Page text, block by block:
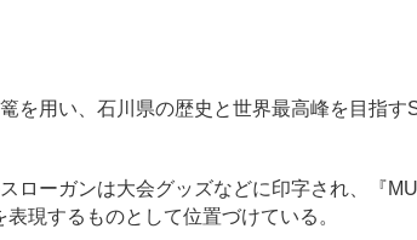
を用い、石川県の歴史と世界最高峰を目指す
ローガンは大会グッズなどに印字され、『
現するものとして位置づけている。